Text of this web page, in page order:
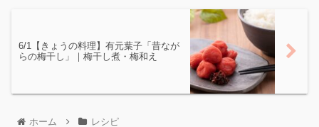
6/1【きょうの料理】有元葉子「昔なが
らの梅干し」｜梅干し煮・梅和え
ホーム レシピ